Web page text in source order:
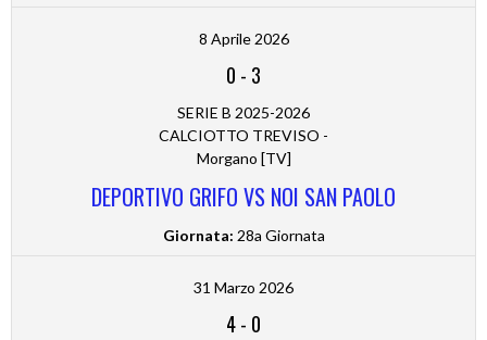
8 Aprile 2026
0 - 3
SERIE B 2025-2026
CALCIOTTO TREVISO -
Morgano [TV]
DEPORTIVO GRIFO VS NOI SAN PAOLO
Giornata: 28a Giornata
31 Marzo 2026
4- 0